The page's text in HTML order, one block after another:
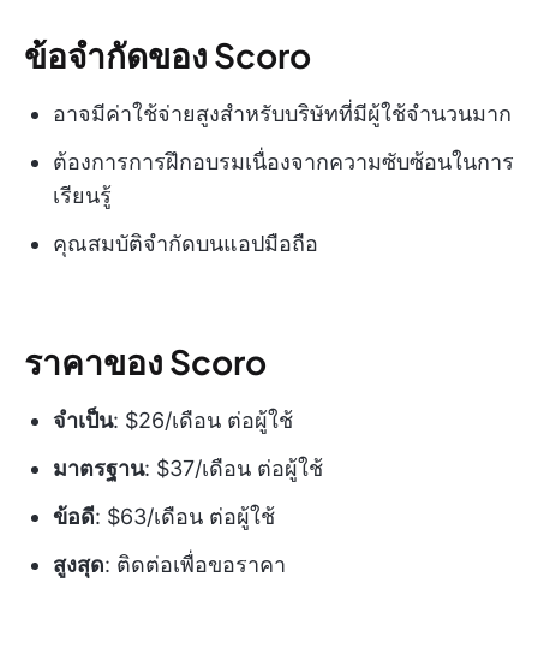
ข้อจำกัดของ Scoro
อาจมีค่าใช้จ่ายสูงสำหรับบริษัทที่มีผู้ใช้จำนวนมาก
ต้องการการฝึกอบรมเนื่องจากความซับซ้อนในการ
เรียนรู้
คุณสมบัติจำกัดบนแอปมือถือ
ราคาของ Scoro
จำเป็น: $26/เดือน ต่อผู้ใช้
มาตรฐาน: $37/เดือน ต่อผู้ใช้
ข้อดี: $63/เดือน ต่อผู้ใช้
สูงสุด: ติดต่อเพื่อขอราคา